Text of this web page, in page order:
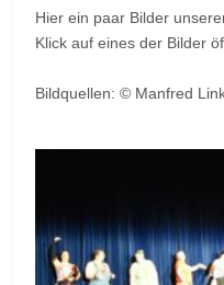
Hier ein paar Bilder
Klick auf eines der Bilder
Bildquellen: © Manfred